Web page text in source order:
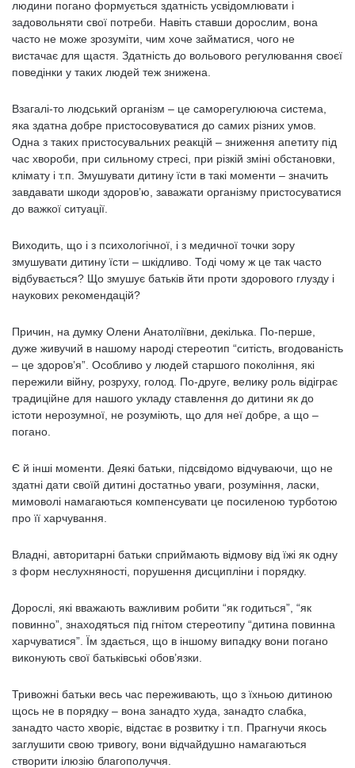
людини погано формується здатність усвідомлювати і
задовольняти свої потреби. Навіть ставши дорослим, вона
часто не може зрозуміти, чим хоче займатися, чого не
вистачає для щастя. Здатність до вольового регулювання своєї
поведінки у таких людей теж знижена.
Взагалі-то людський організм – це саморегулююча система,
яка здатна добре пристосовуватися до самих різних умов.
Одна з таких пристосувальних реакцій – зниження апетиту під
час хвороби, при сильному стресі, при різкій зміні обстановки,
клімату і т.п. Змушувати дитину їсти в такі моменти – значить
завдавати шкоди здоров’ю, заважати організму пристосуватися
до важкої ситуації.
Виходить, що і з психологічної, і з медичної точки зору
змушувати дитину їсти – шкідливо. Тоді чому ж це так часто
відбувається? Що змушує батьків йти проти здорового глузду і
наукових рекомендацій?
Причин, на думку Олени Анатоліївни, декілька. По-перше,
дуже живучий в нашому народі стереотип “ситість, вгодованість
– це здоров’я”. Особливо у людей старшого покоління, які
пережили війну, розруху, голод. По-друге, велику роль відіграє
традиційне для нашого укладу ставлення до дитини як до
істоти нерозумної, не розуміють, що для неї добре, а що –
погано.
Є й інші моменти. Деякі батьки, підсвідомо відчуваючи, що не
здатні дати своїй дитині достатньо уваги, розуміння, ласки,
мимоволі намагаються компенсувати це посиленою турботою
про її харчування.
Владні, авторитарні батьки сприймають відмову від їжі як одну
з форм неслухняності, порушення дисципліни і порядку.
Дорослі, які вважають важливим робити “як годиться”, “як
повинно”, знаходяться під гнітом стереотипу “дитина повинна
харчуватися”. Їм здається, що в іншому випадку вони погано
виконують свої батьківські обов’язки.
Тривожні батьки весь час переживають, що з їхньою дитиною
щось не в порядку – вона занадто худа, занадто слабка,
занадто часто хворіє, відстає в розвитку і т.п. Прагнучи якось
заглушити свою тривогу, вони відчайдушно намагаються
створити ілюзію благополуччя.